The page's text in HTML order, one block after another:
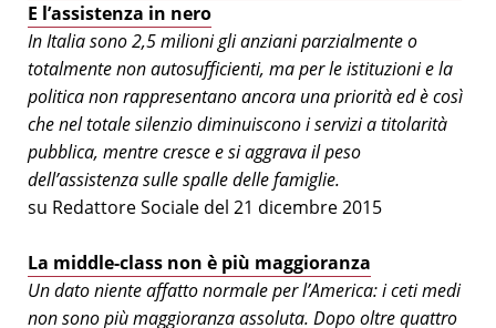
E l’assistenza in nero
In Italia sono 2,5 milioni gli anziani parzialmente o
totalmente non autosufficienti, ma per le istituzioni e la
politica non rappresentano ancora una priorità ed è così
che nel totale silenzio diminuiscono i servizi a titolarità
pubblica, mentre cresce e si aggrava il peso
dell’assistenza sulle spalle delle famiglie.
su Redattore Sociale del 21 dicembre 2015
La middle-class non è più maggioranza
Un dato niente affatto normale per l’America: i ceti medi
non sono più maggioranza assoluta. Dopo oltre quattro